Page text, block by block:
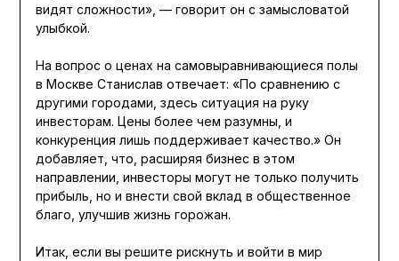
видят сложности», — говорит он с замысловатой
улыбкой.
На вопрос о ценах на самовыравнивающиеся полы
в Москве Станислав отвечает: «По сравнению с
другими городами, здесь ситуация на руку
инвесторам. Цены более чем разумны, и
конкуренция лишь поддерживает качество.» Он
добавляет, что, расширяя бизнес в этом
направлении, инвесторы могут не только получить
прибыль, но и внести свой вклад в общественное
благо, улучшив жизнь горожан.
Итак, если вы решите рискнуть и войти в мир